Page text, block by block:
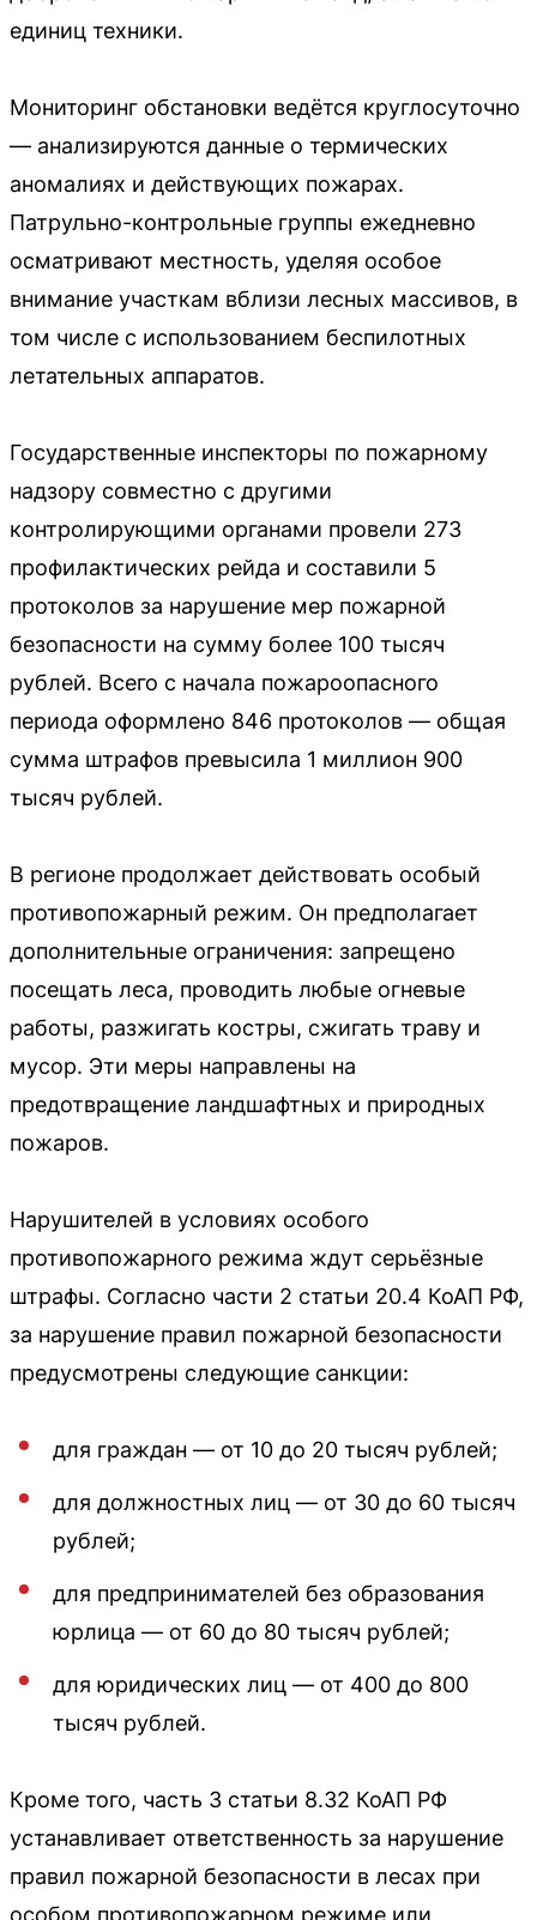
единиц техники.
Мониторинг обстановки ведётся круглосуточно
— анализируются данные о термических
аномалиях и действующих пожарах.
Патрульно-контрольные группы ежедневно
осматривают местность, уделяя особое
внимание участкам вблизи лесных массивов, в
том числе с использованием беспилотных
летательных аппаратов.
Государственные инспекторы по пожарному
надзору совместно с другими
контролирующими органами провели 273
профилактических рейда и составили 5
протоколов за нарушение мер пожарной
безопасности на сумму более 100 тысяч
рублей. Всего с начала пожароопасного
периода оформлено 846 протоколов — общая
сумма штрафов превысила 1 миллион 900
тысяч рублей.
В регионе продолжает действовать особый
противопожарный режим. Он предполагает
дополнительные ограничения: запрещено
посещать леса, проводить любые огневые
работы, разжигать костры, сжигать траву и
мусор. Эти меры направлены на
предотвращение ландшафтных и природных
пожаров.
Нарушителей в условиях особого
противопожарного режима ждут серьёзные
штрафы. Согласно части 2 статьи 20.4 КоАП РФ,
за нарушение правил пожарной безопасности
предусмотрены следующие санкции:
для граждан — от 10 до 20 тысяч рублей;
для должностных лиц — от 30 до 60 тысяч
рублей;
для предпринимателей без образования
юрлица — от 60 до 80 тысяч рублей;
для юридических лиц — от 400 до 800
тысяч рублей.
Кроме того, часть 3 статьи 8.32 КоАП РФ
устанавливает ответственность за нарушение
правил пожарной безопасности в лесах при
особом противопожарном режиме или